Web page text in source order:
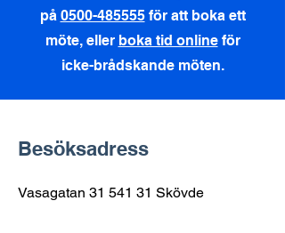
på 0500-485555för att boka ett
möte, eller boka tid onlineför
icke-brådskande möten.
Besöksadress
Vasagatan 31 541 31 Skövde